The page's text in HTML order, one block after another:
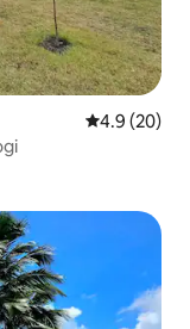
Ukadiriaji
4.9 (20)